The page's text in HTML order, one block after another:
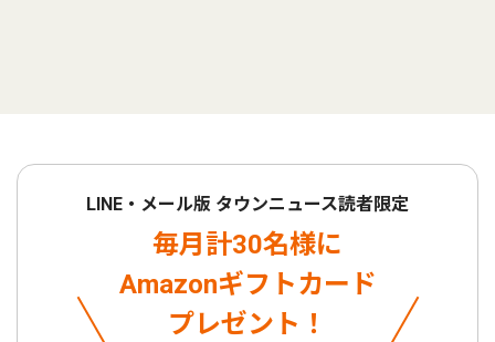
LINE・メール版 タウンニュース読者限定
毎月計30名様に
Amazonギフトカード
プレゼント！